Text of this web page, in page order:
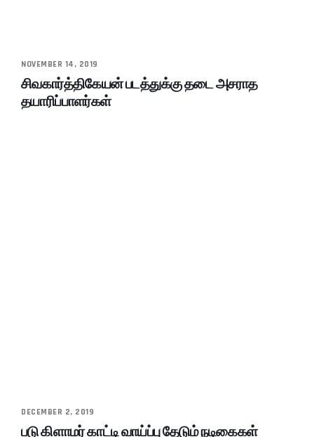
NOVEMBER 14, 2019
சிவகார்த்திகேயன் படத்துக்கு தடை அசராத
தயாரிப்பாளர்கள்
DECEMBER 2, 2019
படு கிளாமர் காட்டி வாய்ப்பு தேடும் நடிகைகள்